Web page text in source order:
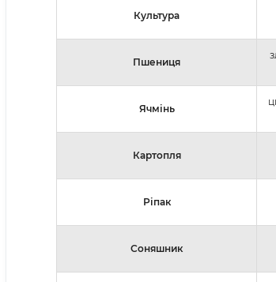
Культура
Пшениця
Ячмінь
Картопля
Ріпак
Соняшник